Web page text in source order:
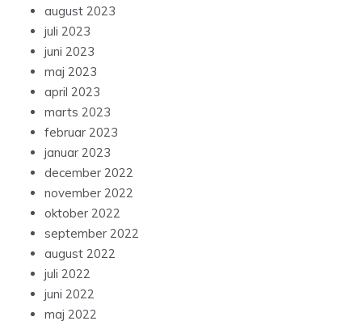
august 2023
juli 2023
juni 2023
maj 2023
april 2023
marts 2023
februar 2023
januar 2023
december 2022
november 2022
oktober 2022
september 2022
august 2022
juli 2022
juni 2022
maj 2022